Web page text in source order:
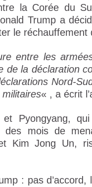
la Corée du
Trump a
le réchauffement
entre les
de la déclaration
Nord-
« , a écrit
Pyongyang,
des mois de
Kim Jong Un,
: pas d’accord,